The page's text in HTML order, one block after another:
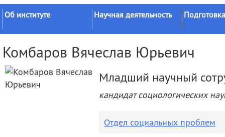
Об институте
Официальные документы
История
Руководство
Научная деятельность
исследований
Прикладные разработки
Гранты
Экспедиции
советы
Комбаров Вячеслав Юрьевич
Младший научный
кандидат социологических
Отдел социальных проблем